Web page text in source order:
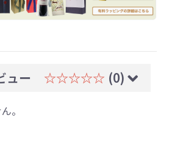
ュー ☆☆☆☆☆ (0)
。